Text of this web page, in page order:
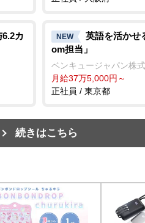
カ NEW
英語を活かせ
om担当」
ベンキュージャパン株
月給37万5,000円～
正社員 / 東京都
続きはこちら